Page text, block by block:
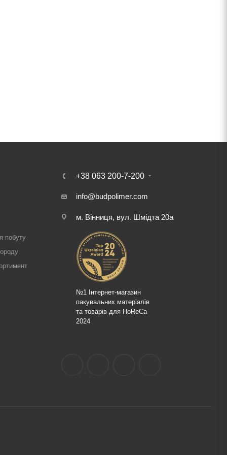
побуту
+38 063 200-7-200
info@budpolimer.com
м. Вінниця, вул. Шмідта 20а
№1 Інтернет-магазин
пакувальних матеріалів
та товарів для HoReCa
2024